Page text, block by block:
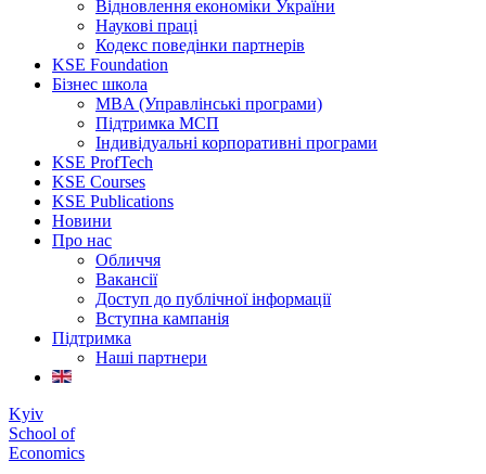
Відновлення економіки України
Наукові праці
Кодекс поведінки партнерів
KSE Foundation
Бізнес школа
MBA (Управлінські програми)
Підтримка МСП
Індивідуальні корпоративні програми
KSE ProfTech
KSE Courses
KSE Publications
Новини
Про нас
Обличчя
Вакансії
Доступ до публічної інформації
Вступна кампанія
Підтримка
Наші партнери
Kyiv
School of
Economics